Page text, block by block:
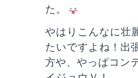
た。
やはりこんなに壮
たいですよね！出
方や、やっぱコン